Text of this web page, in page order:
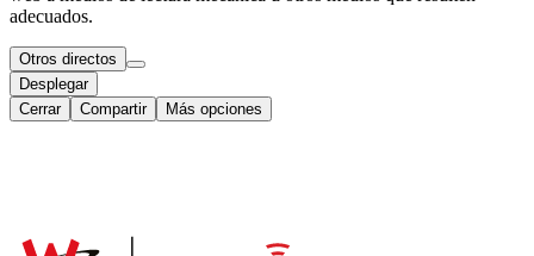
adecuados.
Otros directos
Desplegar
Cerrar
Compartir Más opciones